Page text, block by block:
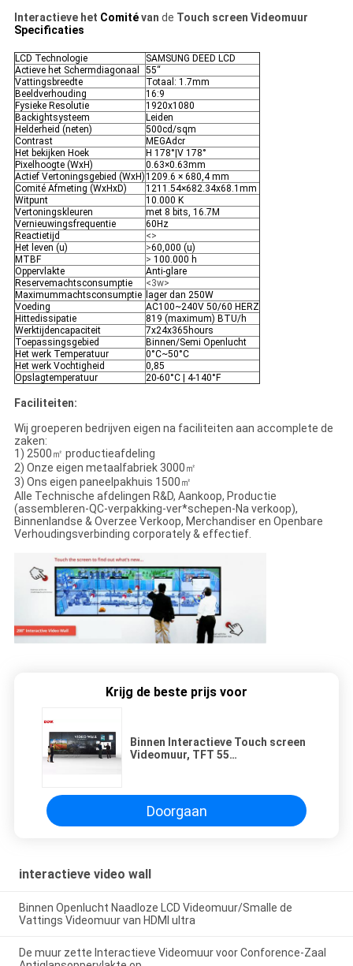
Interactieve het Comitévan de Touch screen Videomuur
Specificaties
LCD Technologie
SAMSUNG DEED LCD
Actieve het Schermdiagonaal
55“
Vattingsbreedte
Totaal: 1.7mm
Beeldverhouding
16:9
Fysieke Resolutie
1920x1080
Backightsysteem
Leiden
Helderheid (neten)
500cd/sqm
Contrast
MEGAdcr
Het bekijken Hoek
H 178°|V 178°
Pixelhoogte (WxH)
0.63×0.63mm
Actief Vertoningsgebied (WxH)1209.6 × 680,4 mm
Comité Afmeting (WxHxD)
1211.54×682.34x68.1mm
Witpunt
10.000 K
Vertoningskleuren
met 8 bits, 16.7M
Vernieuwingsfrequentie
60Hz
Reactietijd
<>
Het leven (u)
>60,000 (u)
MTBF
> 100.000 h
Oppervlakte
Anti-glare
Reservemachtsconsumptie
<3w>
Maximummachtsconsumptie
lager dan 250W
Voeding
AC100~240V 50/60 HERZ
Hittedissipatie
819 (maximum) BTU/h
Werktijdencapaciteit
7x24x365hours
Toepassingsgebied
Binnen/Semi Openlucht
Het werk Temperatuur
0°C~50°C
Het werk Vochtigheid
0,85
Opslagtemperatuur
20-60°C | 4-140°F
Faciliteiten:
Wij groeperen bedrijven eigen na faciliteiten aan accomplete de
zaken:
1) 2500㎡ productieafdeling
2) Onze eigen metaalfabriek 3000㎡
3) Ons eigen paneelpakhuis 1500㎡
Alle Technische afdelingen R&D, Aankoop, Productie
(assembleren-QC-verpakking-ver*schepen-Na verkoop),
Binnenlandse & Overzee Verkoop, Merchandiser en Openbare
Verhoudingsverbinding corporately & effectief.
Krijg de beste prijs voor
Binnen Interactieve Touch screen
Videomuur, TFT 55
Doorgaan
interactieve video wall
Binnen Openlucht Naadloze LCD Videomuur/Smalle de
Vattings Videomuur van HDMI ultra
De muur zette Interactieve Videomuur voor Conforence-Zaal